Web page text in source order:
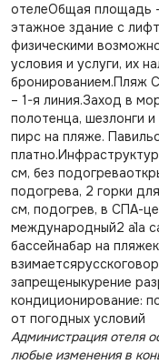
отелеОбщая площадь
этажное здание с
физическими
условия и услуги, их
бронированием.Пляж
– 1-я линия.Заход в
полотенца, шезлонги
пирс на пляже.
см, без
подогрева, 2 горки
см, подогрев, в СПА-
международный2 a`la
бассейнабар на
запрещеныкурение
кондиционирование:
от погодных условий
Администрация отеля
любые изменения в